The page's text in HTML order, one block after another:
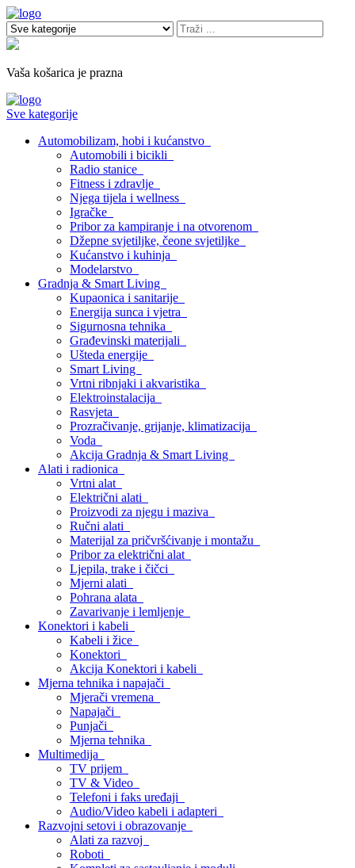
Vaša košarica je prazna
Sve kategorije
Automobilizam, hobi i kućanstvo
Automobili i bicikli
Radio stanice
Fitness i zdravlje
Njega tijela i wellness
Igračke
Pribor za kampiranje i na otvorenom
Džepne svjetiljke, čeone svjetiljke
Kućanstvo i kuhinja
Modelarstvo
Gradnja & Smart Living
Kupaonica i sanitarije
Energija sunca i vjetra
Sigurnosna tehnika
Građevinski materijali
Ušteda energije
Smart Living
Vrtni ribnjaki i akvaristika
Elektroinstalacija
Rasvjeta
Prozračivanje, grijanje, klimatizacija
Voda
Akcija Gradnja & Smart Living
Alati i radionica
Vrtni alat
Električni alati
Proizvodi za njegu i maziva
Ručni alati
Materijal za pričvršćivanje i montažu
Pribor za električni alat
Ljepila, trake i čičci
Mjerni alati
Pohrana alata
Zavarivanje i lemljenje
Konektori i kabeli
Kabeli i žice
Konektori
Akcija Konektori i kabeli
Mjerna tehnika i napajači
Mjerači vremena
Napajači
Punjači
Mjerna tehnika
Multimedija
TV prijem
TV & Video
Telefoni i faks uređaji
Audio/Video kabeli i adapteri
Razvojni setovi i obrazovanje
Alati za razvoj
Roboti